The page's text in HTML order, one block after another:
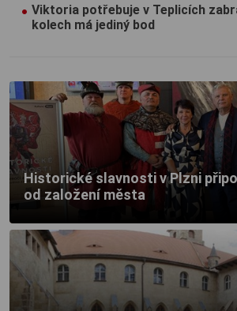
Viktoria potřebuje v Teplicích
kolech má jediný bod
Historické slavnosti v Plzni
od založení města